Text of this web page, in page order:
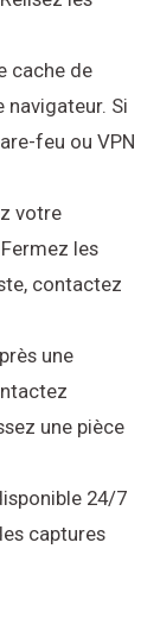
cache de
navigateur. Si
feu ou VPN
votre
les
contactez
une
une pièce
24/7
captures